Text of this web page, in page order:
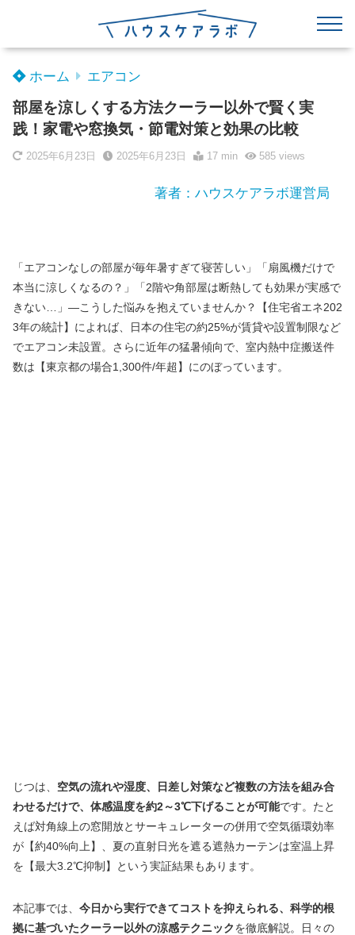
ホーム エアコン
部屋を涼しくする方法クーラー以外で賢く実
践！家電や窓換気・節電対策と効果の比較
2025年6月23日 2025年6月23日 17 min 585views
著者：ハウスケアラボ運営局
「エアコンなしの部屋が毎年暑すぎて寝苦しい」「扇風機だけで
本当に涼しくなるの？」「2階や角部屋は断熱しても効果が実感で
きない…」―こうした悩みを抱えていませんか？【住宅省エネ202
3年の統計】によれば、日本の住宅の約25%が賃貸や設置制限など
でエアコン未設置。さらに近年の猛暑傾向で、室内熱中症搬送件
数は【東京都の場合1,300件/年超】にのぼっています。
じつは、 空気の流れや湿度、日差し対策など複数の方法を組み合
わせるだけで、体感温度を約2～3℃下げることが可能です。たと
えば対角線上の窓開放とサーキュレーターの併用で空気循環効率
が【約40%向上】、夏の直射日光を遮る遮熱カーテンは室温上昇
を【最大3.2℃抑制】という実証結果もあります。
本記事では、 今日から実行できてコストを抑えられる、科学的根
拠に基づいたクーラー以外の涼感テクニックを徹底解説。日々の